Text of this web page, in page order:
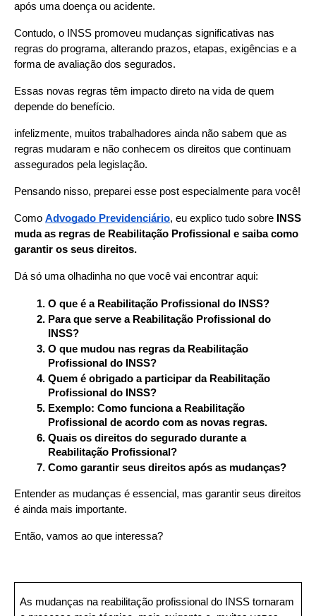
após uma doença ou acidente.
Contudo, o INSS promoveu mudanças significativas nas
regras do programa, alterando prazos, etapas, exigências e a
forma de avaliação dos segurados.
Essas novas regras têm impacto direto na vida de quem
depende do benefício.
infelizmente, muitos trabalhadores ainda não sabem que as
regras mudaram e não conhecem os direitos que continuam
assegurados pela legislação.
Pensando nisso, preparei esse post especialmente para você!
Como Advogado Previdenciário, eu explico tudo sobre
INSS
muda as regras de Reabilitação Profissional e saiba como
garantir os seus direitos.
Dá só uma olhadinha no que você vai encontrar aqui:
O que é a Reabilitação Profissional do INSS?
Para que serve a Reabilitação Profissional do
INSS?
O que mudou nas regras da Reabilitação
Profissional do INSS?
Quem é obrigado a participar da Reabilitação
Profissional do INSS?
Exemplo: Como funciona a Reabilitação
Profissional de acordo com as novas regras.
Quais os direitos do segurado durante a
Reabilitação Profissional?
Como garantir seus direitos após as mudanças?
Entender as mudanças é essencial, mas garantir seus direitos
é ainda mais importante.
Então, vamos ao que interessa?
As mudanças na reabilitação profissional do INSS tornaram